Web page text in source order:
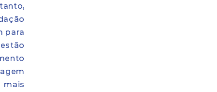
para